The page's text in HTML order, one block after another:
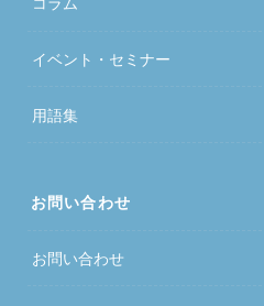
イベント・セミナー
用語集
お問い合わせ
お問い合わせ